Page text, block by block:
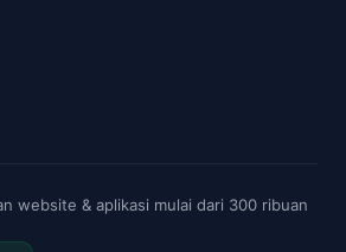
website & aplikasi mulai dari 300 ribuan